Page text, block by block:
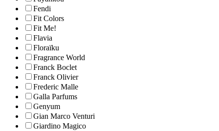
Fendi
Fit Colors
Fit Me!
Flavia
Floraïku
Fragrance World
Franck Boclet
Franck Olivier
Frederic Malle
Galla Parfums
Genyum
Gian Marco Venturi
Giardino Magico